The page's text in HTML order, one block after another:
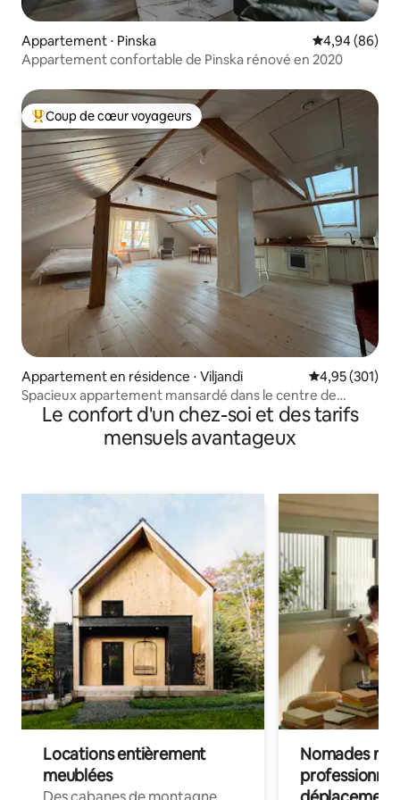
Appartement ⋅ Pinska Évaluation
4,94 (86)
Appartement confortable de Pinska rénové en 2020
Coups de cœur voyageurs les plus appréciés
Coup de cœur voyageurs
Appartement en résidence ⋅ Viljandi Évaluation
4,95 (301)
Spacieux appartement mansardé dans le centre de
Viljandi
Le confort d'un chez-soi et des tarifs
mensuels avantageux
Locations entièrement
meublées
Nomades